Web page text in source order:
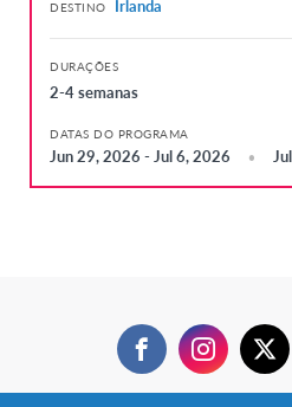
DESTINO Irlanda
DURAÇÕES
2-4 semanas
DATAS DO PROGRAMA
Jun 29, 2026 - Jul 6, 2026
FacebookInstagram